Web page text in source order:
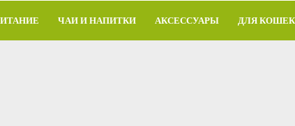
ЧАИ И НАПИТКИ АКСЕССУАРЫ ДЛЯ КОШЕК